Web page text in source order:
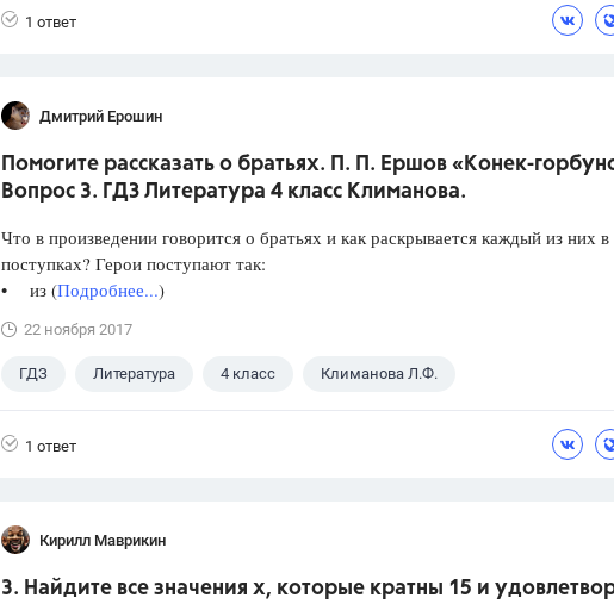
1 ответ
Дмитрий Ерошин
Помогите рассказать о братьях. П. П. Ершов «Конек-
Вопрос 3. ГДЗ Литература 4 класс Климанова.
Что в произведении говорится о братьях и как раскрывается каждый из них в
поступках? Герои поступают так:
• из (Подробнее...)
22 ноября 2017
ГДЗ Литература 4 класс Климанова Л.Ф.
1 ответ
Кирилл Маврикин
3. Найдите все значения х, которые кратны 15 и